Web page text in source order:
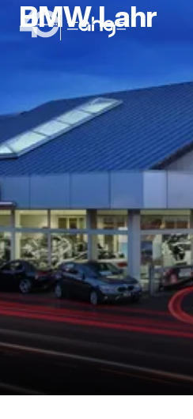
Aktion
Unternehmen
Standorte
Karriere
News
BMW Lahr